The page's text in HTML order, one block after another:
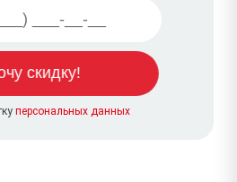
персональных данных